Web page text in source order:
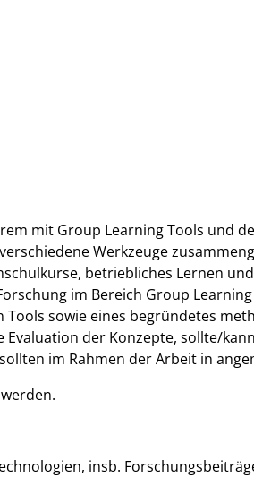
mit Group Learning Tools
Werkzeuge
betriebliches Lernen
im Bereich Group
sowie eines begründetes
der Konzepte, sollte/
im Rahmen der Arbeit in
insb.